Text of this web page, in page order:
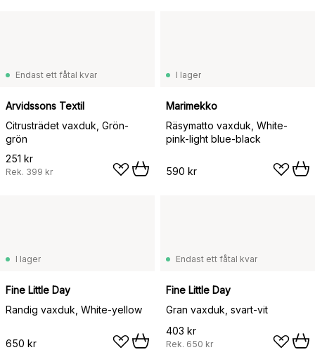
Endast ett fåtal kvar
Arvidssons Textil
Citrusträdet vaxduk, Grön-
grön
251 kr
Rek. 399 kr
I lager
Marimekko
Räsymatto vaxduk, White-
pink-light blue-black
590 kr
I lager
Fine Little Day
Randig vaxduk, White-yellow
650 kr
Endast ett fåtal kvar
Fine Little Day
Gran vaxduk, svart-vit
403 kr
Rek. 650 kr